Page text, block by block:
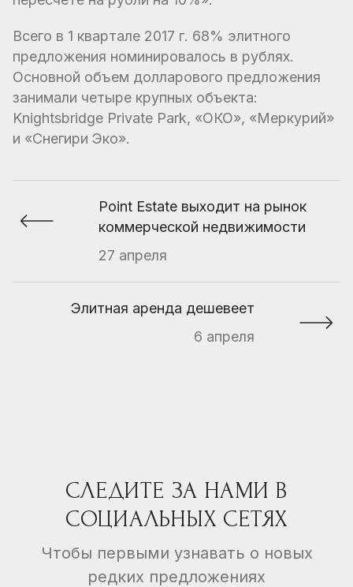
Всего в 1 квартале 2017 г. 68% элитного
предложения номинировалось в рублях.
Основной объем долларового предложения
занимали четыре крупных объекта:
Knightsbridge Private Park, «ОКО», «Меркурий»
и «Снегири Эко».
Point Estate выходит на рынок
коммерческой недвижимости
27 апреля
Элитная аренда дешевеет
6 апреля
СЛЕДИТЕ ЗА НАМИ В
СОЦИАЛЬНЫХ СЕТЯХ
Чтобы первыми узнавать о новых
редких предложениях